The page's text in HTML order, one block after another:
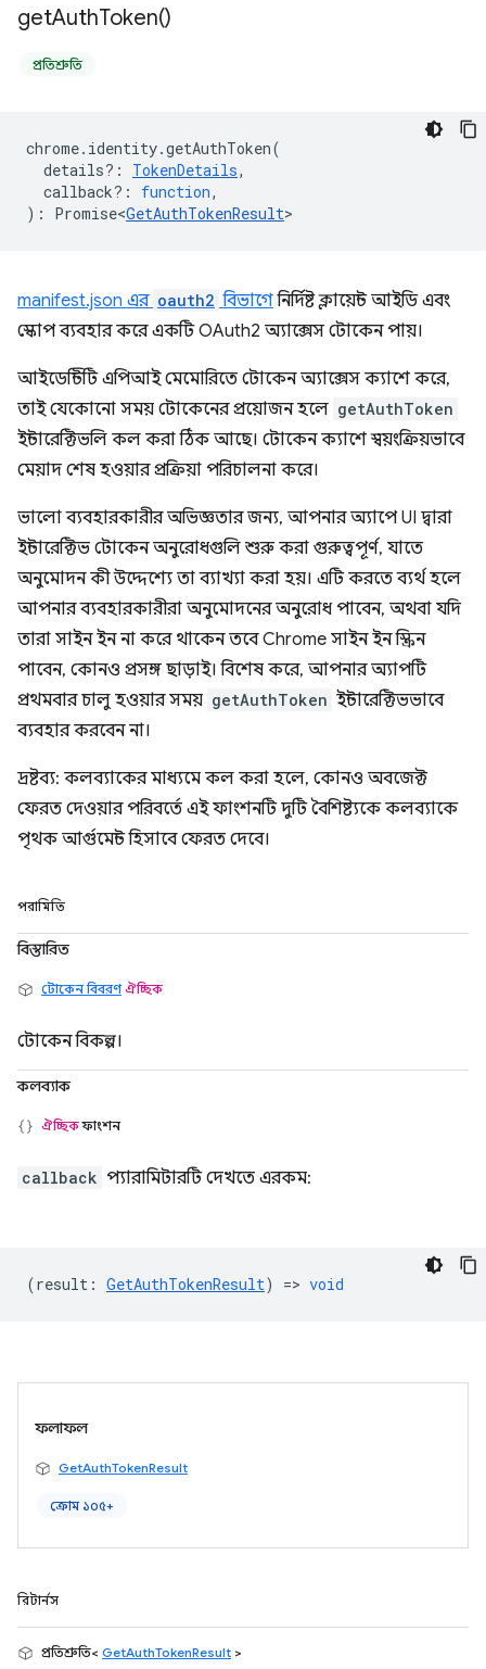
getAuthToken()
প্রতিশ্রুতি
chrome. identity.getAuthToken(
details? : TokenDetails,
callback? : function,
) : Promise<GetAuthTokenResult>
manifest.json এর oauth2 বিভাগেনির্দিষ্ট ক্লায়েন্ট আইডি এবং
স্কোপ ব্যবহার করে একটি OAuth2 অ্যাক্সেস টোকেন পায়।
আইডেন্টিটি এপিআই মেমোরিতে টোকেন অ্যাক্সেস ক্যাশে করে,
তাই যেকোনো সময় টোকেনের প্রয়োজন হলে getAuthToken
ইন্টারেক্টিভলি কল করা ঠিক আছে। টোকেন ক্যাশে স্বয়ংক্রিয়ভাবে
মেয়াদ শেষ হওয়ার প্রক্রিয়া পরিচালনা করে।
ভালো ব্যবহারকারীর অভিজ্ঞতার জন্য, আপনার অ্যাপে UI দ্বারা
ইন্টারেক্টিভ টোকেন অনুরোধগুলি শুরু করা গুরুত্বপূর্ণ, যাতে
অনুমোদন কী উদ্দেশ্যে তা ব্যাখ্যা করা হয়। এটি করতে ব্যর্থ হলে
আপনার ব্যবহারকারীরা অনুমোদনের অনুরোধ পাবেন, অথবা যদি
তারা সাইন ইন না করে থাকেন তবে Chrome সাইন ইন স্ক্রিন
পাবেন, কোনও প্রসঙ্গ ছাড়াই। বিশেষ করে, আপনার অ্যাপটি
প্রথমবার চালু হওয়ার সময় getAuthToken ইন্টারেক্টিভভাবে
ব্যবহার করবেন না।
দ্রষ্টব্য: কলব্যাকের মাধ্যমে কল করা হলে, কোনও অবজেক্ট
ফেরত দেওয়ার পরিবর্তে এই ফাংশনটি দুটি বৈশিষ্ট্যকে কলব্যাকে
পৃথক আর্গুমেন্ট হিসাবে ফেরত দেবে।
পরামিতি
বিস্তারিত
টোকেন বিবরণ ঐচ্ছিক
টোকেন বিকল্প।
কলব্যাক
ঐচ্ছিকফাংশন
callback প্যারামিটারটি দেখতে এরকম:
(result : GetAuthTokenResult) => void
ফলাফল
GetAuthTokenResult
ক্রোম ১০৫+
রিটার্নস
প্রতিশ্রুতি< GetAuthTokenResult >